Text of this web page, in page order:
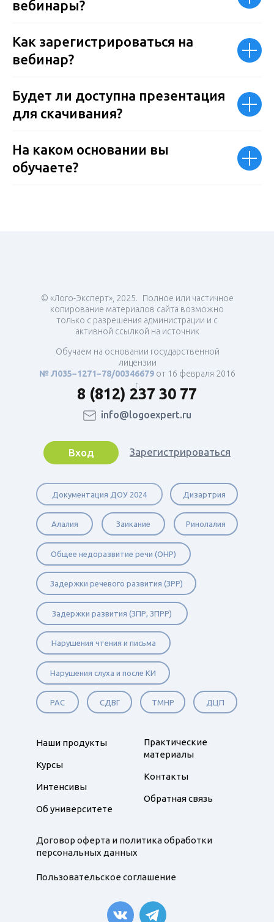
вебинары?
Как зарегистрироваться на
вебинар?
Будет ли доступна презентация
для скачивания?
На каком основании вы
обучаете?
Обучаем на основании государственной
лицензии
№ Л035−1271−78/00346679 от 16 февраля 2016
г.
© «Лого-Эксперт», 2025. Полное или частичное
копирование материалов сайта возможно
только с разрешения администрации и с
активной ссылкой на источник
Наши продукты
Курсы
Интенсивы
Практические
материалы
Об университете
Контакты
Обратная связь
Договор оферта и политика обработки
персональных данных
Документация ДОУ 2024
Заикание Ринолалия
Задержки развития (ЗПР, ЗПРР)
Нарушения чтения и письма
Нарушения слуха и после КИ
РАС ДЦП
Задержки речевого развития (ЗРР)
СДВГ ТМНР
Дизартрия
Алалия
Общее недоразвитие речи (ОНР)
Зарегистрироваться
Вход
8 (812) 237 30 77
info@logoexpert.ru
Пользовательское соглашение